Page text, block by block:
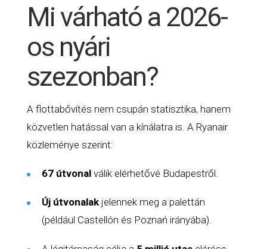
Mi várható a 2026-
os nyári
szezonban?
A flottabővítés nem csupán statisztika, hanem
közvetlen hatással van a kínálatra is. A Ryanair
közleménye szerint:
67 útvonal válik elérhetővé Budapestről.
Új útvonalak jelennek meg a palettán
(például Castellón és Poznań irányába).